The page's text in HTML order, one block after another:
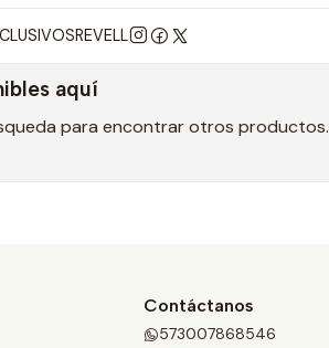
REVELL
aquí
para encontrar otros productos.
Contáctanos
573007868546